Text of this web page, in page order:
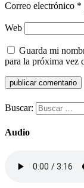
Correo electrónico *
Web
Guarda mi
para la próxima vez
Buscar:
Audio